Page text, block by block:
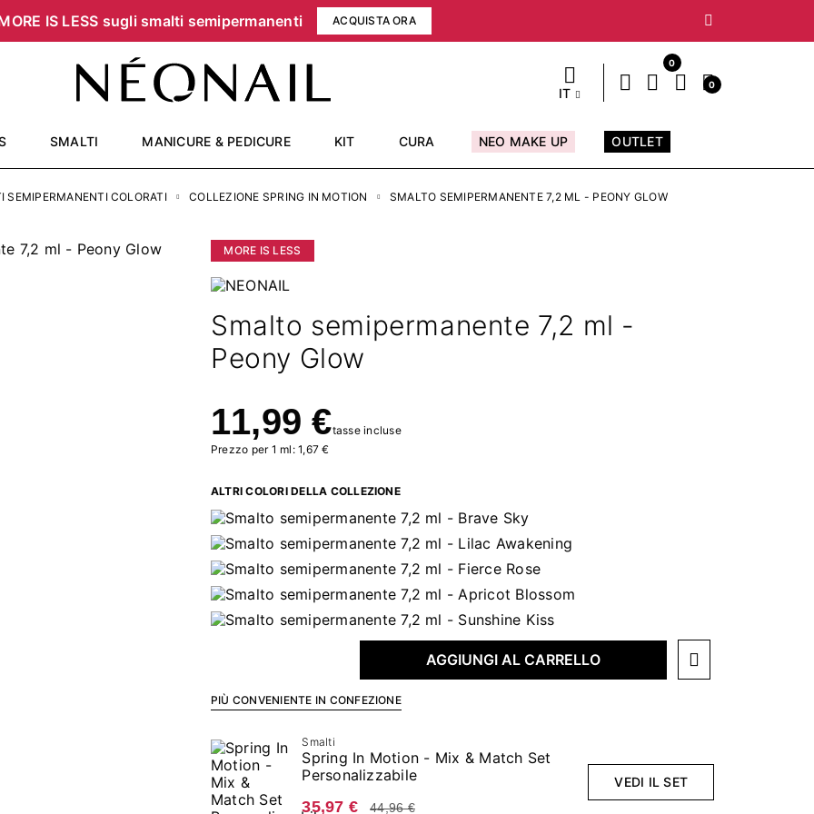
IS LESS sugli smalti semipermanenti ACQUISTA ORA
IT
0
0
SMALTI MANICURE & PEDICURE KIT CURA NEO MAKE UP OUTLET
SEMIPERMANENTI COLORATI COLLEZIONE SPRING IN MOTION SMALTO SEMIPERMANENTE 7,2 ML - PEONY GLOW
MORE IS LESS
Smalto semipermanente 7,2 ml -
Peony Glow
11,99 €tasse incluse
Prezzo per 1 ml: 1,67 €
ALTRI COLORI DELLA COLLEZIONE
AGGIUNGI AL CARRELLO
PIÙ CONVENIENTE IN CONFEZIONE
Smalti
Spring In Motion - Mix & Match Set
Personalizzabile
35,97 €
44,96 €
VEDI IL SET